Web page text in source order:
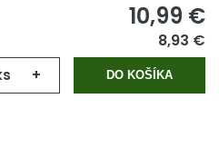
10,99 €
8,93 €
+ DO KOŠÍKA